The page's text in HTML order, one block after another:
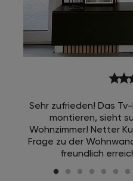
starstar
Sehr zufrieden! Das
montieren, sieht
Wohnzimmer! Netter
Frage zu der
freundlich